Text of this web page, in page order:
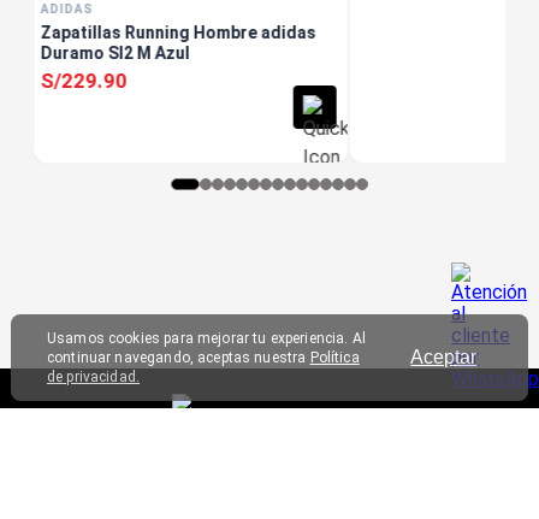
Aceptar
Usamos cookies para mejorar tu experiencia. Al
continuar navegando, aceptas nuestra Política
de privacidad.
ADIDAS
Zapatillas Running Hombre adidas
Duramo Sl2 M Azul
S/229.90